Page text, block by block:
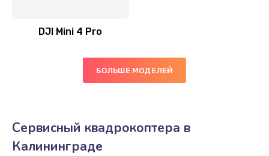
DJI Mini 4 Pro
БОЛЬШЕ МОДЕЛЕЙ
Сервисный квадрокоптера в
Калининграде